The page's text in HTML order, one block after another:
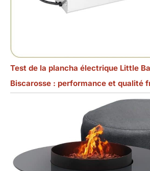
Test de la plancha électrique Little
Biscarosse : performance et qualité